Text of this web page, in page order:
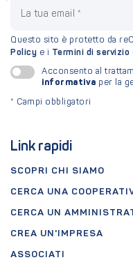
Link rapidi
SCOPRI CHI SIAMO
CERCA UNA
CERCA UN
CREA UN'IMPRESA
ASSOCIATI
Questo sito è protetto da
Policy e i Termini di servizio
Acconsento al
informativa per la
* Campi obbligatori